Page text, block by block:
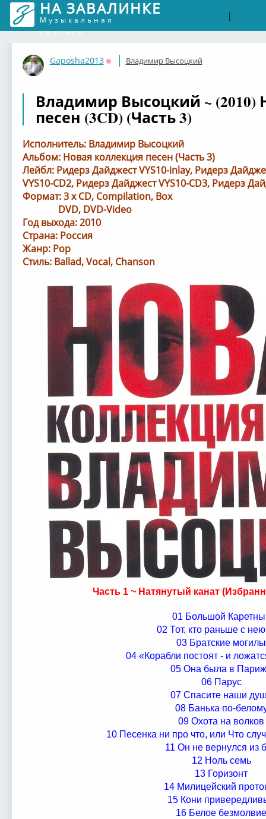
НА ЗАВАЛИНКЕ
Музыкальная
соцсеть
|
Gaposha2013
Оффлайн
Владимир Высоцкий
Владимир Высоцкий ~ (2010)
песен (3CD) (Часть 3)
Исполнитель: Владимир Высоцкий
Альбом: Новая коллекция песен (Часть 3)
Лейбл: Ридерз Дайджест VYS10-inlay, Ридерз
VYS10-CD2, Ридерз Дайджест VYS10-CD3, Ридерз
Формат: 3 x CD, Compilation, Box
DVD, DVD-Video
Год выхода: 2010
Страна: Россия
Жанр: Pop
Стиль: Ballad, Vocal, Chanson
Часть 1 ~ Натянутый канат
01 Большой
02 Тот, кто раньше с
03 Братские могилы
04 «Корабли постоят - и
05 Она была в
06 Парус
07 Спасите наши
08 Банька по-
09 Охота на волков
10 Песенка ни про что, или Что
11 Он не вернулся из
12 Ноль семь
13 Горизонт
14 Милицейский
15 Кони
16 Белое безмолвие